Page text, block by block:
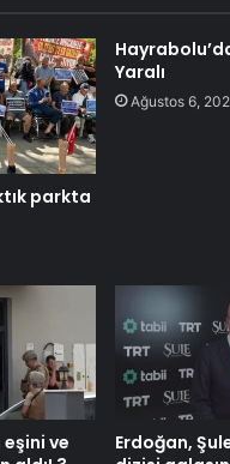
parkta
Yaralı
Ağustos 6,
ve
Erdoğan,